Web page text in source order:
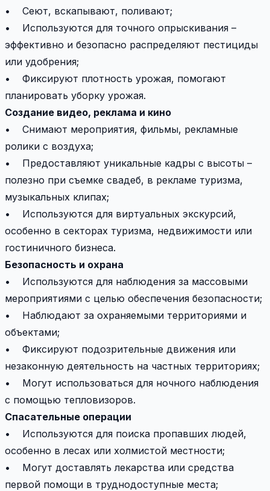
• Сеют, вскапывают, поливают;
• Используются для точного опрыскивания –
эффективно и безопасно распределяют пестициды
или удобрения;
• Фиксируют плотность урожая, помогают
планировать уборку урожая.
Создание видео, реклама и кино
• Снимают мероприятия, фильмы, рекламные
ролики с воздуха;
• Предоставляют уникальные кадры с высоты –
полезно при съемке свадеб, в рекламе туризма,
музыкальных клипах;
• Используются для виртуальных экскурсий,
особенно в секторах туризма, недвижимости или
гостиничного бизнеса.
Безопасность и охрана
• Используются для наблюдения за массовыми
мероприятиями с целью обеспечения безопасности;
• Наблюдают за охраняемыми территориями и
объектами;
• Фиксируют подозрительные движения или
незаконную деятельность на частных территориях;
• Могут использоваться для ночного наблюдения
с помощью тепловизоров.
Спасательные операции
• Используются для поиска пропавших людей,
особенно в лесах или холмистой местности;
• Могут доставлять лекарства или средства
первой помощи в труднодоступные места;